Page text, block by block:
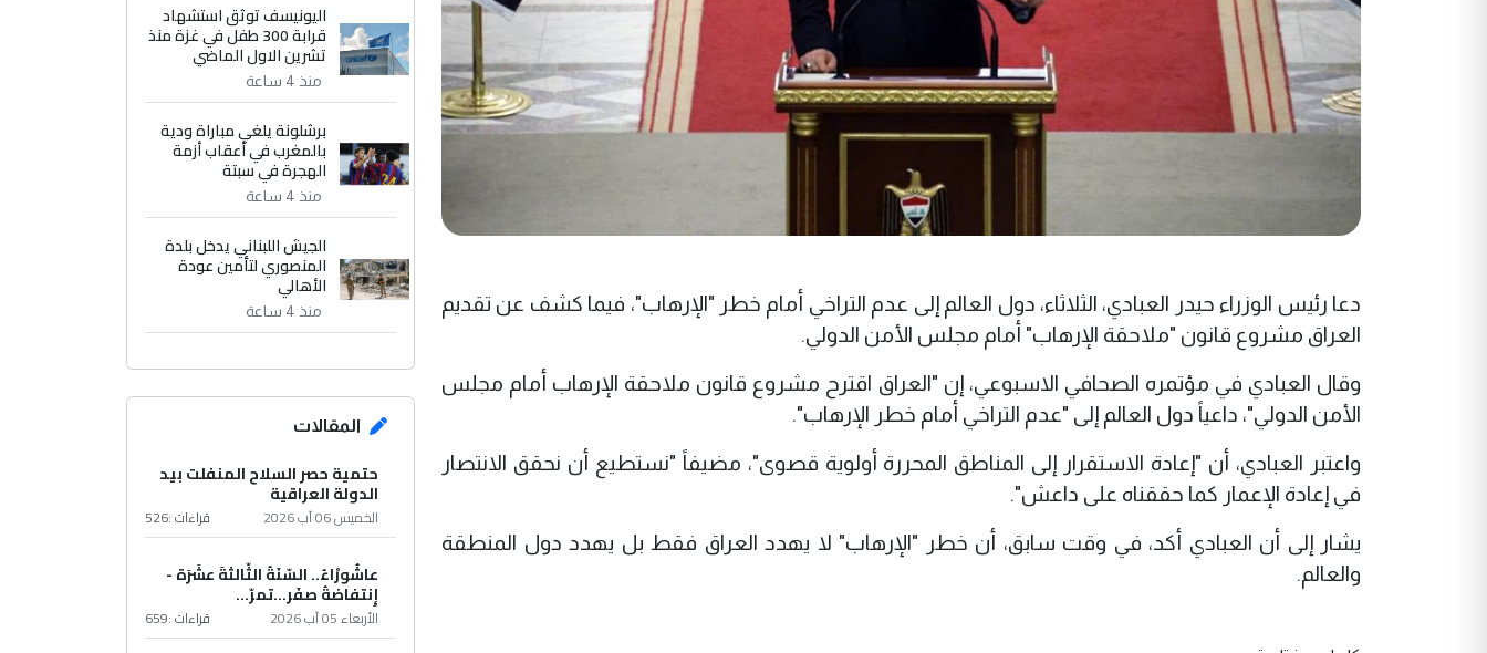
دعا رئيس الوزراء حيدر العبادي، الثلاثاء، دول العالم إلى عدم التراخي أمام خطر "الإرهاب"، فيما كشف عن تقديم
العراق مشروع قانون "ملاحقة الإرهاب" أمام مجلس الأمن الدولي.
وقال العبادي في مؤتمره الصحافي الاسبوعي، إن "العراق اقترح مشروع قانون ملاحقة الإرهاب أمام مجلس
الأمن الدولي"، داعياً دول العالم إلى "عدم التراخي أمام خطر الإرهاب".
واعتبر العبادي، أن "إعادة الاستقرار إلى المناطق المحررة أولوية قصوى"، مضيفاً "نستطيع أن نحقق الانتصار
في إعادة الإعمار كما حققناه على داعش".
يشار إلى أن العبادي أكد، في وقت سابق، أن خطر "الإرهاب" لا يهدد العراق فقط بل يهدد دول المنطقة
والعالم.
اليونيسف توثق استشهاد
قرابة 300 طفل في غزة منذ
تشرين الاول الماضي
منذ 4 ساعة
برشلونة يلغي مباراة ودية
بالمغرب في أعقاب أزمة
الهجرة في سبتة
منذ 4 ساعة
الجيش اللبناني يدخل بلدة
المنصوري لتأمين عودة
الأهالي
منذ 4 ساعة
المقالات
حتمية حصر السلاح المنفلت بيد
الدولة العراقية
الخميس 06 آب 2026 قراءات :526
عاشُورْاءُ.. السّنَةُ الثّالثةَ عشَرَة -
إِنتفاضةُ صفَر…تمرّ...
الأربعاء 05 آب 2026 قراءات :659